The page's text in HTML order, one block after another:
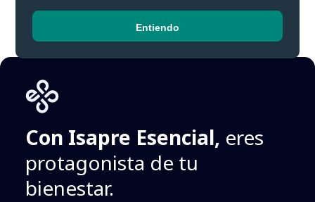
Con Isapre Esencial, eres
protagonista de tu
bienestar.
Entiendo